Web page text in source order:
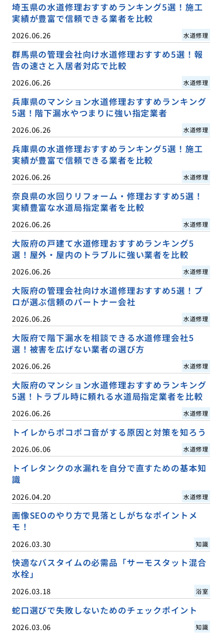
埼玉県の水道修理おすすめランキング5選！施工
実績が豊富で信頼できる業者を比較
2026.06.26 水道修理
群馬県の管理会社向け水道修理おすすめ5選！報
告の速さと入居者対応で比較
2026.06.26 水道修理
兵庫県のマンション水道修理おすすめランキング
5選！階下漏水やつまりに強い指定業者
2026.06.26 水道修理
兵庫県の水道修理おすすめランキング5選！施工
実績が豊富で信頼できる業者を比較
2026.06.26 水道修理
奈良県の水回りリフォーム・修理おすすめ5選！
実績豊富な水道局指定業者を比較
2026.06.26 水道修理
大阪府の戸建て水道修理おすすめランキング5
選！屋外・屋内のトラブルに強い業者を比較
2026.06.26 水道修理
大阪府の管理会社向け水道修理おすすめ5選！プ
ロが選ぶ信頼のパートナー会社
2026.06.26 水道修理
大阪府で階下漏水を相談できる水道修理会社5
選！被害を広げない業者の選び方
2026.06.26 水道修理
大阪府のマンション水道修理おすすめランキング
5選！トラブル時に頼れる水道局指定業者を比較
2026.06.26 水道修理
トイレからポコポコ音がする原因と対策を知ろう
2026.06.06 水道修理
トイレタンクの水漏れを自分で直すための基本知
識
2026.04.20 水道修理
画像SEOのやり方で見落としがちなポイントメ
モ！
2026.03.30 知識
快適なバスタイムの必需品「サーモスタット混合
水栓」
2026.03.18 浴室
蛇口選びで失敗しないためのチェックポイント
2026.03.06 知識